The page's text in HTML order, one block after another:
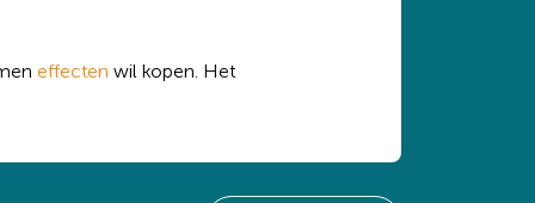
effecten wil kopen. Het